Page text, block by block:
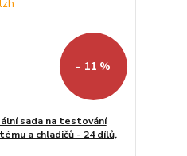
- 11 %
sada na testování
a chladičů - 24 dílů,